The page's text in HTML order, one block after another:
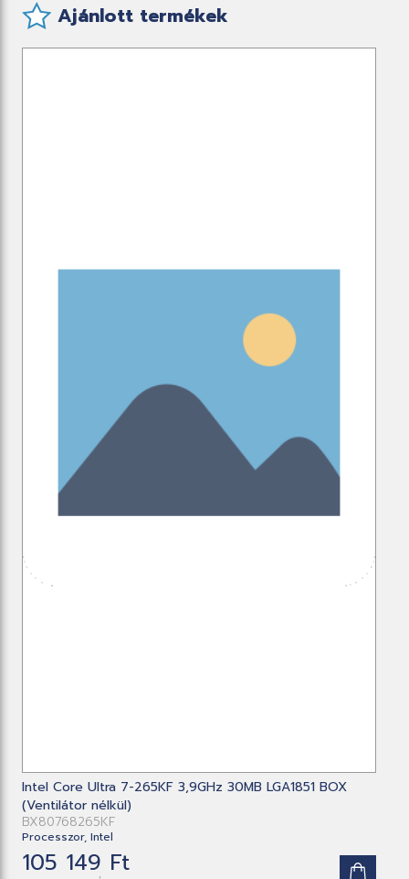
Ajánlott termékek
Intel Core Ultra 7-265KF 3,9GHz 30MB LGA1851 BOX
(Ventilátor nélkül)
BX80768265KF
Processzor, Intel
105 149 Ft